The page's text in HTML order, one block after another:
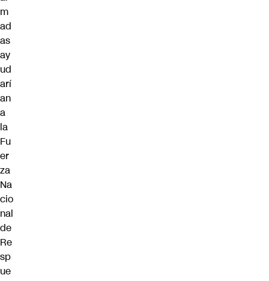
m
ad
as
ay
ud
arí
an
a
la
Fu
er
za
Na
cio
nal
de
Re
sp
ue